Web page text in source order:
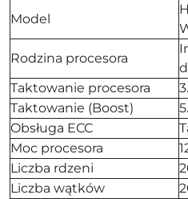
Model
Rodzina procesora
Taktowanie procesora
Taktowanie (Boost)
Obsługa ECC
Moc procesora
Liczba rdzeni
Liczba wątków